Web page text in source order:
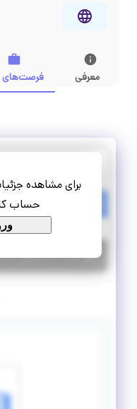
معرفی فرصت‌های
برای مشاهده
حساب
تمام وقت
تهران |۶ سال پیش |